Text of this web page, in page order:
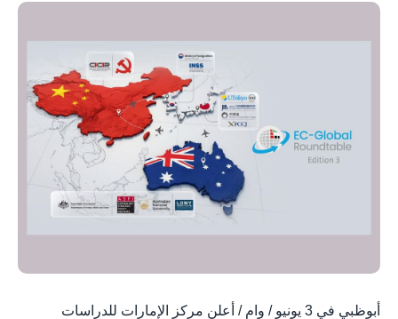
أبوظبي في 3 يونيو / وام / أعلن مركز الإمارات للدراسات